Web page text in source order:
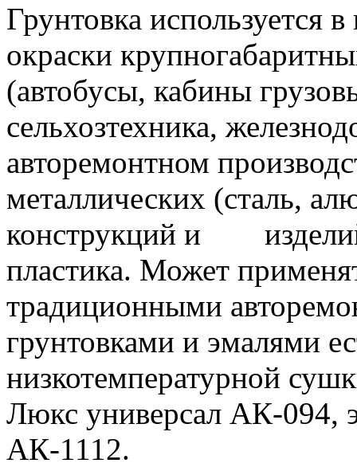
Грунтовка используется
окраски
(автобусы, кабины
сельхозтехника,
авторемонтном
металлических (сталь,
конструкций и
пластика. Может
традиционными
грунтовками и эмалями
низкотемпературной
Люкс универсал АК-094,
АК-1112.